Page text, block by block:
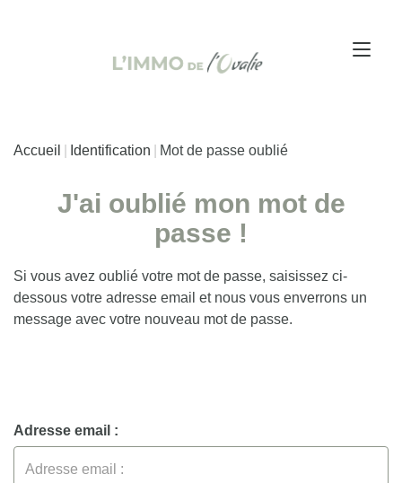
Accueil Identification Mot de passe oublié
J'ai oublié mon mot de
passe !
Si vous avez oublié votre mot de passe, saisissez ci-
dessous votre adresse email et nous vous enverrons un
message avec votre nouveau mot de passe.
Adresse email :